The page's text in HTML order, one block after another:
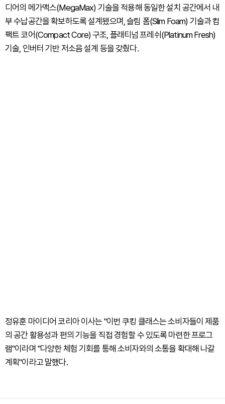
디어의 메가맥스(MegaMax) 기술을 적용해 동일한 설치 공간에서 내
부 수납공간을 확보하도록 설계됐으며, 슬림 폼(Slim Foam) 기술과 컴
팩트 코어(Compact Core) 구조, 플래티넘 프레쉬(Platinum Fresh)
기술, 인버터 기반 저소음 설계 등을 갖췄다.
정유훈 마이디어 코리아 이사는 "이번 쿠킹 클래스는 소비자들이 제품
의 공간 활용성과 편의 기능을 직접 경험할 수 있도록 마련한 프로그
램"이라며 "다양한 체험 기회를 통해 소비자와의 소통을 확대해 나갈
계획"이라고 말했다.